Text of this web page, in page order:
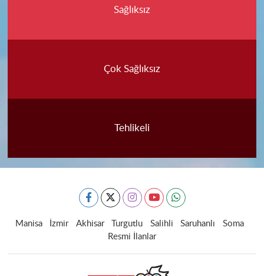
Sağlıksız
Çok Sağlıksız
Tehlikeli
Manisa İzmir Akhisar Turgutlu Salihli Saruhanlı
Soma
Resmi İlanlar